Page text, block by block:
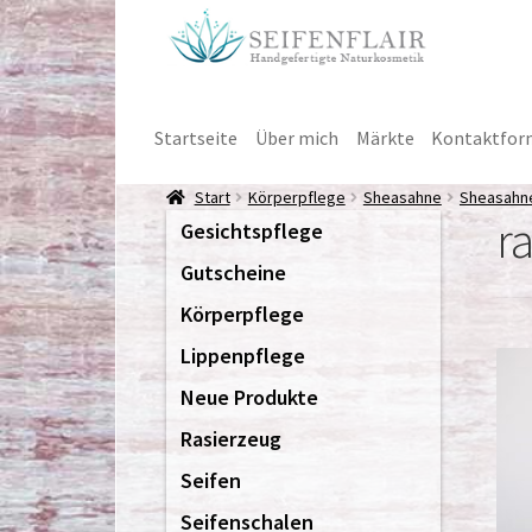
Navigation
Inhalt
Startseite Über mich Märkte
Start Körperpflege Sheasahne
Gesichtspflege
Gutscheine
Körperpflege
Lippenpflege
Neue Produkte
Rasierzeug
Seifen
Seifenschalen